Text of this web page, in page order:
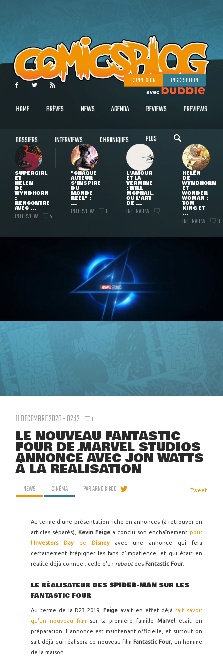
CONNEXION INSCRIPTION
HOME BRÈVES NEWS AGENDA REVIEWS PREVIEWS
DOSSIERS INTERVIEWS CHRONIQUES PLUS
SUPERGIRL
ET
HELEN
DE
WYNDHORN
:
RENCONTRE
AVEC ...
INTERVIEW 4
"CHAQUE
AUTEUR
S'INSPIRE
DU
MONDE
RÉEL" :
...
INTERVIEW 1
L'AMOUR
ET LA
VERMINE
: WILL
MCPHAIL,
OU L'ART
DE ...
INTERVIEW 1
HELEN
DE
WYNDHORN
ET
WONDER
WOMAN :
TOM
KING ET
...
INTERVIEW 3
11 DECEMBRE 2020 - 02:12 1
LE NOUVEAU FANTASTIC
FOUR DE MARVEL STUDIOS
ANNONCÉ AVEC JON WATTS
À LA RÉALISATION
NEWS CINÉMA PARARNO KIKOO Tweet
Au terme d'une présentation riche en annonces (à retrouver en
articles séparés), Kevin Feige a conclu son enchaînement pour
l'Investors Day de Disney
avec une annonce qui fera
certainement trépigner les fans d'impatience, et qui était en
réalité déjà connue : celle d'un rebootdes Fantastic Four.
LE RÉALISATEUR DES SPIDER-MAN SUR LES
FANTASTIC FOUR
Au terme de la D23 2019, Feige avait en effet déjàfait savoir
qu'un nouveau film sur la première famille Marvel était en
préparation. L'annonce est maintenant officielle, et surtout on
sait déjà qui réalisera ce nouveau film Fantastic Four, un homme
de la maison.